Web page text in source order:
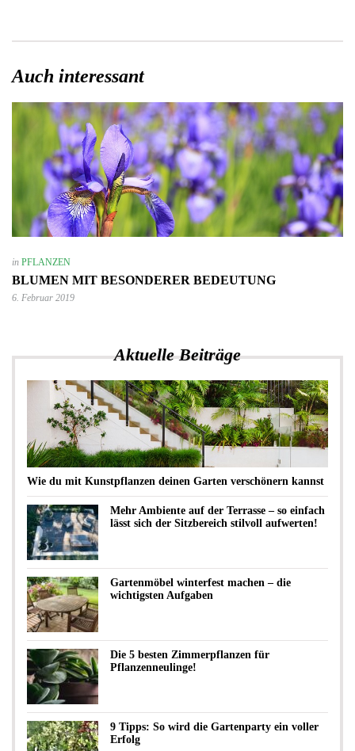
Auch interessant
in PFLANZEN
BLUMEN MIT BESONDERER BEDEUTUNG
6. Februar 2019
Aktuelle Beiträge
Wie du mit Kunstpflanzen deinen Garten verschönern kannst
Mehr Ambiente auf der Terrasse – so einfach
lässt sich der Sitzbereich stilvoll aufwerten!
Gartenmöbel winterfest machen – die
wichtigsten Aufgaben
Die 5 besten Zimmerpflanzen für
Pflanzenneulinge!
9 Tipps: So wird die Gartenparty ein voller
Erfolg